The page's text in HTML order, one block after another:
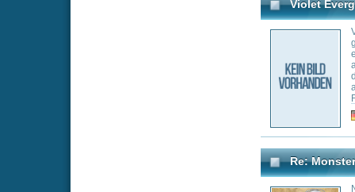
Star gegen die Mächte
Die fröhliche
einer anderen
Eltern auf die
Genre: